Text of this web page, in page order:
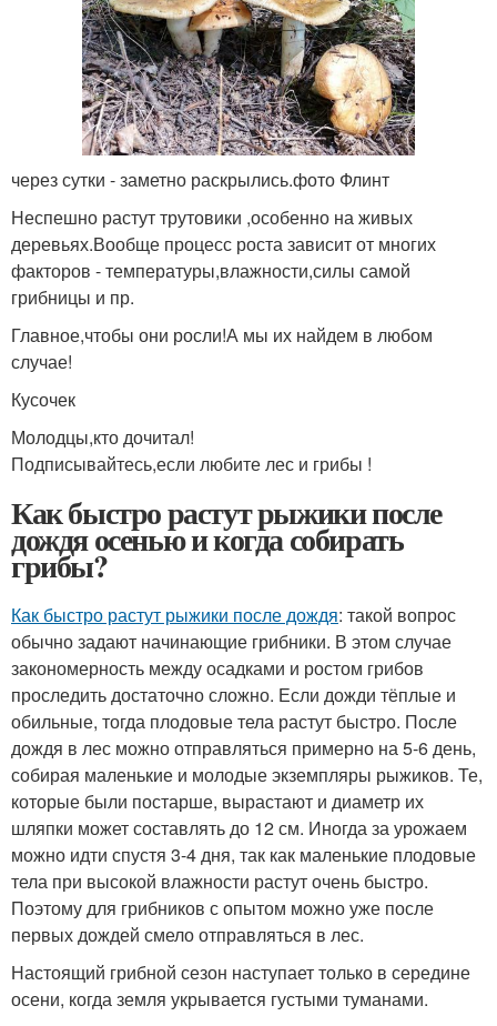
через сутки - заметно раскрылись.фото Флинт
Неспешно растут трутовики ,особенно на живых
деревьях.Вообще процесс роста зависит от многих
факторов - температуры,влажности,силы самой
грибницы и пр.
Главное,чтобы они росли!А мы их найдем в любом
случае!
Кусочек
Молодцы,кто дочитал!
Подписывайтесь,если любите лес и грибы !
Как быстро растут рыжики после
дождя осенью и когда собирать
грибы?
Как быстро растут рыжики после дождя: такой вопрос
обычно задают начинающие грибники. В этом случае
закономерность между осадками и ростом грибов
проследить достаточно сложно. Если дожди тёплые и
обильные, тогда плодовые тела растут быстро. После
дождя в лес можно отправляться примерно на 5-6 день,
собирая маленькие и молодые экземпляры рыжиков. Те,
которые были постарше, вырастают и диаметр их
шляпки может составлять до 12 см. Иногда за урожаем
можно идти спустя 3-4 дня, так как маленькие плодовые
тела при высокой влажности растут очень быстро.
Поэтому для грибников с опытом можно уже после
первых дождей смело отправляться в лес.
Настоящий грибной сезон наступает только в середине
осени, когда земля укрывается густыми туманами.